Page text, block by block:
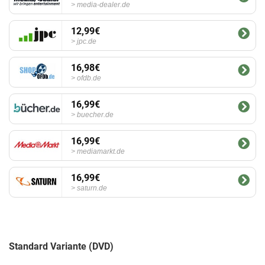
media-dealer.de
12,99€
jpc.de
16,98€
ofdb.de
16,99€
buecher.de
16,99€
mediamarkt.de
16,99€
saturn.de
Standard Variante (DVD)